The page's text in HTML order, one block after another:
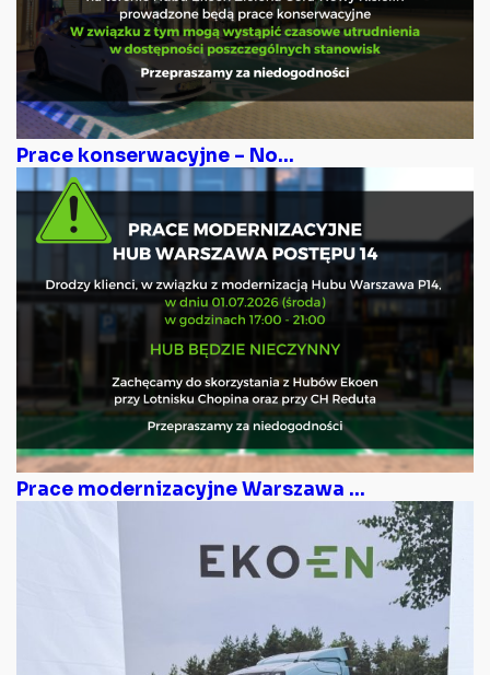
Prace konserwacyjne – No...
Prace modernizacyjne Warszawa ...